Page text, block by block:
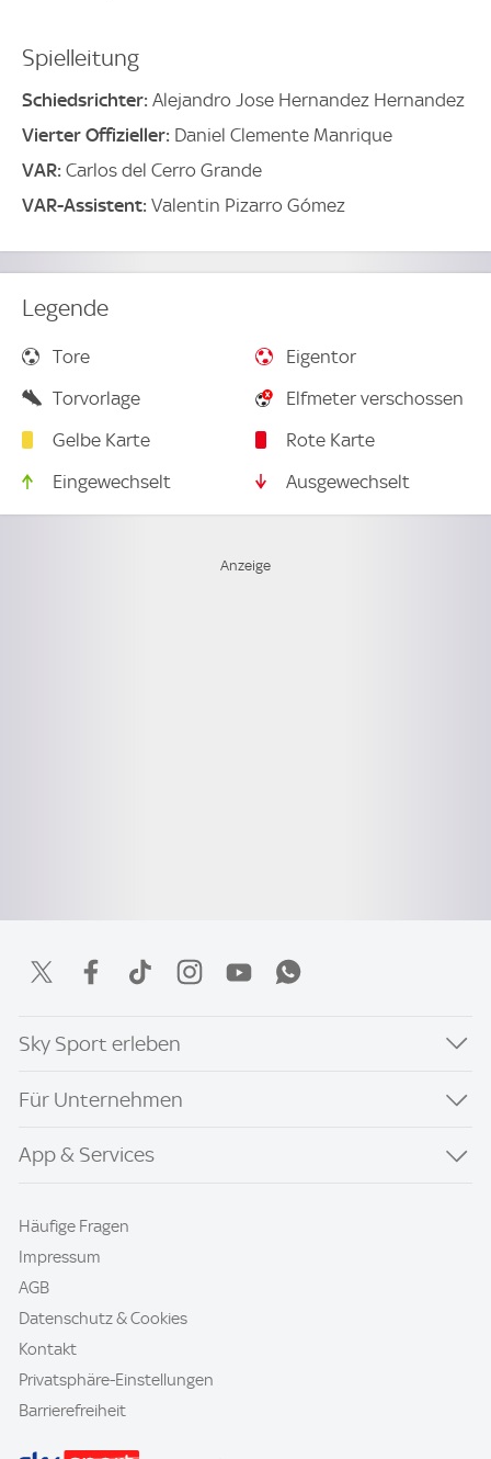
Spielleitung
Schiedsrichter: Alejandro Jose Hernandez Hernandez
Vierter Offizieller: Daniel Clemente Manrique
VAR: Carlos del Cerro Grande
VAR-Assistent: Valentin Pizarro Gómez
Legende
Tore
Eigentor
Torvorlage
Elfmeter verschossen
Gelbe Karte
Rote Karte
Eingewechselt
Ausgewechselt
Sky Sport erleben
Für Unternehmen
App & Services
Häufige Fragen
Impressum
AGB
Datenschutz & Cookies
Kontakt
Privatsphäre-Einstellungen
Barrierefreiheit